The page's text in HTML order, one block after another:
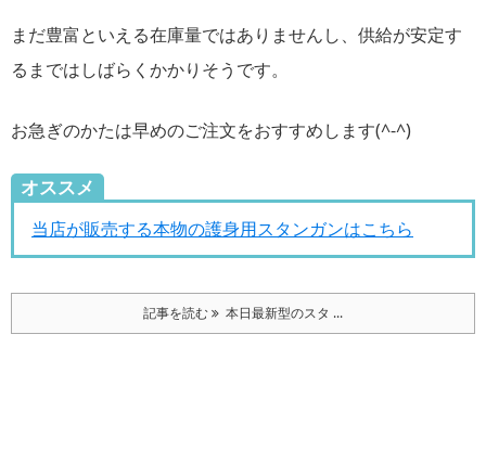
まだ豊富といえる在庫量ではありませんし、供給が安定す
るまではしばらくかかりそうです。
お急ぎのかたは早めのご注文をおすすめします(^-^)
オススメ
当店が販売する本物の護身用スタンガンはこちら
記事を読む 本日最新型のスタ ...